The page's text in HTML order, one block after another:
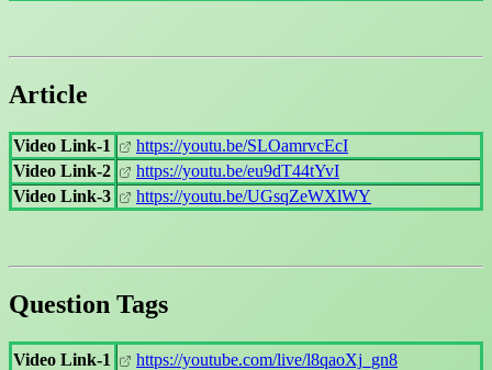
Article
Video Link-1
https://youtu.be/SLOamrvcEcI
Video Link-2
https://youtu.be/eu9dT44tYvI
Video Link-3
https://youtu.be/UGsqZeWXlWY
Question Tags
Video Link-1
https://youtube.com/live/l8qaoXj_gn8